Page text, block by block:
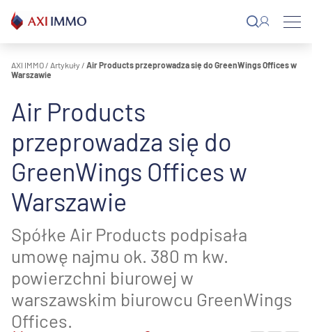
do
treści
AXI IMMO / Artykuły / Air Products przeprowadza się do GreenWings Offices w
Warszawie
Air Products
przeprowadza się do
GreenWings Offices w
Warszawie
Spółke Air Products podpisała
umowę najmu ok. 380 m kw.
powierzchni biurowej w
warszawskim biurowcu GreenWings
Offices.